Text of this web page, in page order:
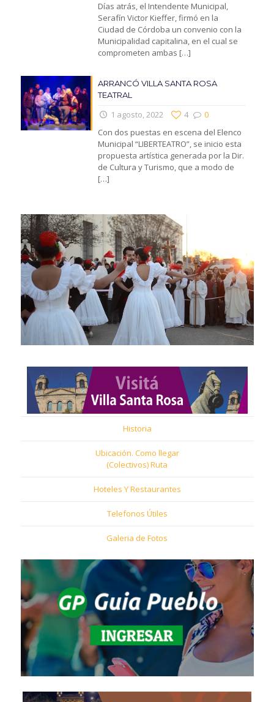
Días atrás, el Intendente Municipal,
Serafín Victor Kieffer, firmó en la
Ciudad de Córdoba un convenio con la
Municipalidad capitalina, en el cual se
comprometen ambas […]
ARRANCÓ VILLA SANTA ROSA
TEATRAL
1 agosto, 2022 0
4
Con dos puestas en escena del Elenco
Municipal “LIBERTEATRO”, se inicio esta
propuesta artística generada por la Dir.
de Cultura y Turismo, que a modo de
[…]
Historia
Ubicación. Como llegar
(Colectivos) Ruta
Hoteles Y Restaurantes
Telefonos Útiles
Galeria de Fotos